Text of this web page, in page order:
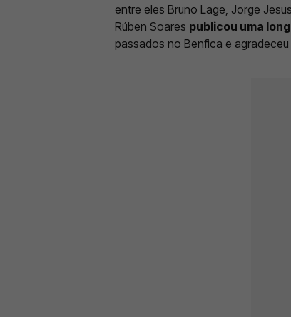
entre eles Bruno Lage, Jorge
Rúben Soares publicou uma
passados no Benfica e